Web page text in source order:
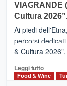
Anche
la
nei
primi
nella
IL
SAN
PALACE
UN
HOTEL
FOUR
VIAGRANDE
Cultura
Ai piedi
percorsi
& Cultura
Leggi tuttoLeggi
di
Food & Wine